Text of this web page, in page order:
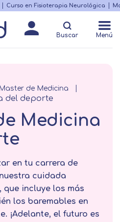
Skip
main
content
Curso en Fisioterapia Neurológica
Buscar Menú
Master de Medicina
del deporte
Medicina
en tu carrera de
cuidada
que incluye los más
los baremables en
¡Adelante, el futuro es